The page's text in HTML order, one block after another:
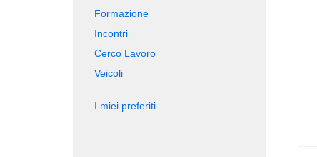
Formazione
Incontri
Cerco Lavoro
Veicoli
I miei preferiti